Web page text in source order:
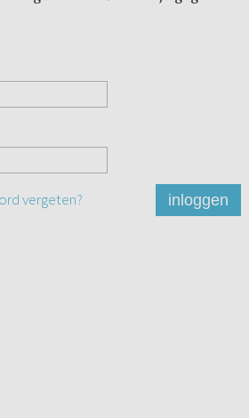
vergeten? inloggen